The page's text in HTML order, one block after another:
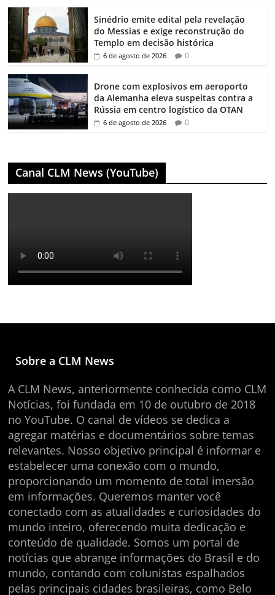
Sinédrio emite edital pela revelação
do Messias e exige reconstrução do
Templo em decisão histórica
6 de agosto de 2026 0
Drone com explosivos em aeroporto
da Alemanha eleva suspeitas contra a
Rússia em centro logístico da OTAN
6 de agosto de 2026 0
Canal CLM News (YouTube)
Sobre a CLM News
A CLM News, anteriormente conhecida como CLM
Notícias, foi fundada em 10 de outubro de 2018
no YouTube. O canal de vídeos se dedica a
agregar matérias e documentários sobre temas
relevantes. Nosso objetivo principal é informar e
estabelecer uma conexão com o mundo,
proporcionando um momento de total imersão
em informações. Queremos manter você
conectado com as atualidades e curiosidades do
mundo inteiro, oferecendo muita dedicação e
conteúdo de qualidade. Somos um portal de
notícias que abrange informações do Brasil e do
mundo, contando com colunistas espalhados
pelas principais cidades brasileiras, como Belo